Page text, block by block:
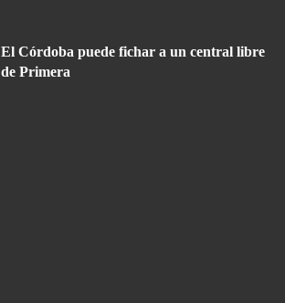
El Córdoba puede fichar a un central libre
de Primera